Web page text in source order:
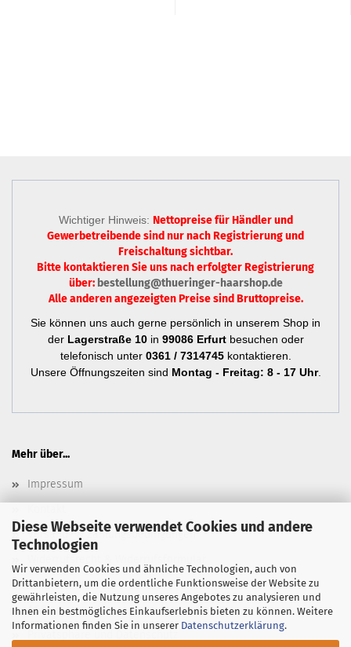
Diese Webseite verwendet Cookies und andere
Technologien
Wir verwenden Cookies und ähnliche Technologien, auch von
Drittanbietern, um die ordentliche Funktionsweise der Website zu
gewährleisten, die Nutzung unseres Angebotes zu analysieren und
Ihnen ein bestmögliches Einkaufserlebnis bieten zu können. Weitere
Informationen finden Sie in unserer Datenschutzerklärung.
Wichtiger Hinweis: Nettopreise für Händler und
Gewerbetreibende sind nurnach Registrierungund
Freischaltung sichtbar.
Bitte kontaktieren Sie uns nach erfolgter Registrierung
über: bestellung@thueringer-haarshop.de
Alle anderen angezeigten Preise sind Bruttopreise.
Sie können uns auch gerne persönlich in unserem Shop in
der Lagerstraße 10in 99086 Erfurtbesuchen oder
telefonisch unter 0361 / 7314745kontaktieren.
Unsere Öffnungszeiten sind Montag - Freitag: 8 - 17 Uhr.
Mehr über...
Impressum
Versand- & Zahlungsbedingungen
Newsletter
AGB